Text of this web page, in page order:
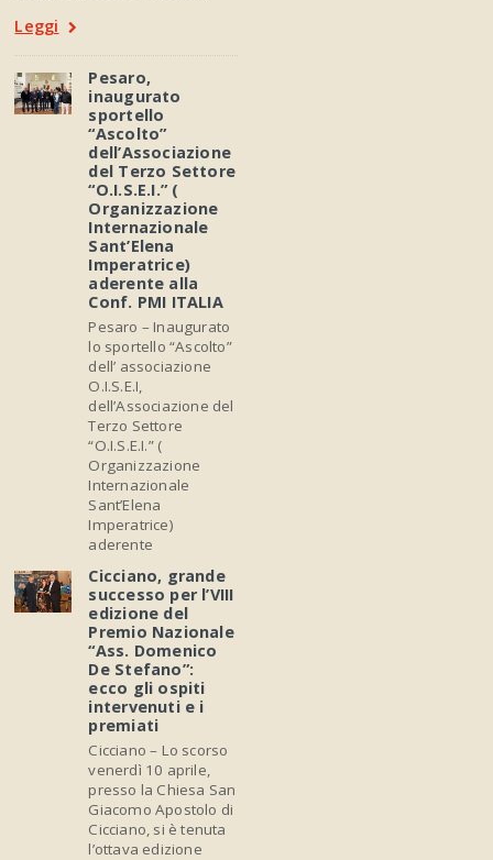
Leggi
Pesaro,
inaugurato
sportello
“Ascolto”
dell’Associazione
del Terzo Settore
“O.I.S.E.I.” (
Organizzazione
Internazionale
Sant’Elena
Imperatrice)
aderente alla
Conf. PMI ITALIA
Pesaro – Inaugurato
lo sportello “Ascolto”
dell’ associazione
O.I.S.E.I,
dell’Associazione del
Terzo Settore
“O.I.S.E.I.” (
Organizzazione
Internazionale
Sant’Elena
Imperatrice)
aderente
Cicciano, grande
successo per l’VIII
edizione del
Premio Nazionale
“Ass. Domenico
De Stefano”:
ecco gli ospiti
intervenuti e i
premiati
Cicciano – Lo scorso
venerdì 10 aprile,
presso la Chiesa San
Giacomo Apostolo di
Cicciano, si è tenuta
l’ottava edizione